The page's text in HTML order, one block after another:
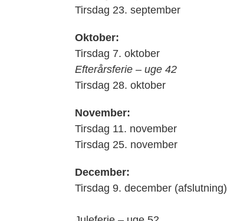
Tirsdag 23. september
Oktober:
Tirsdag 7. oktober
Efterårsferie – uge 42
Tirsdag 28. oktober
November:
Tirsdag 11. november
Tirsdag 25. november
December:
Tirsdag 9. december (afslutning)